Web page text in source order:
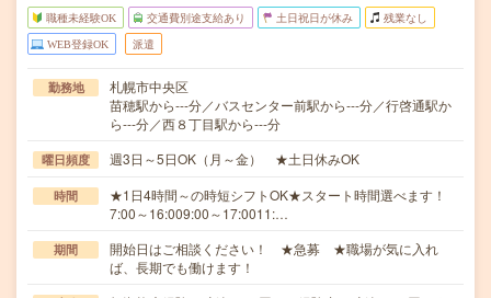
職種未経験OK 交通費別途支給あり 土日祝日が休み 残業なし
WEB登録OK 派遣
勤務地
札幌市中央区
苗穂駅から---分／バスセンター前駅から---分／行啓通駅か
ら---分／西８丁目駅から---分
曜日頻度 週3日～5日OK（月～金） ★土日休みOK
時間
★1日4時間～の時短シフトOK★スタート時間選べます！
7:00～16:009:00～17:0011:…
期間
開始日はご相談ください！ ★急募 ★職場が気に入れ
ば、長期でも働けます！